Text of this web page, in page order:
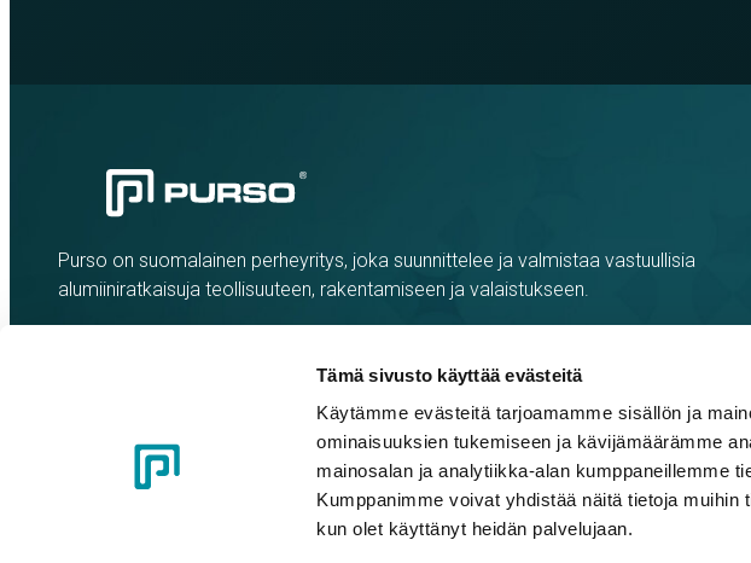
Tämä sivusto käyttää evästeitä
Käytämme evästeitä tarjoamamme sisällön ja
ominaisuuksien tukemiseen ja kävijämäärämme
mainosalan ja analytiikka-alan kumppaneillemme
Kumppanimme voivat yhdistää näitä tietoja muihin
kun olet käyttänyt heidän palvelujaan.
Purso on suomalainen perheyritys, joka suunnittelee ja valmistaa vastuullisia
alumiiniratkaisuja teollisuuteen, rakentamiseen ja valaistukseen.